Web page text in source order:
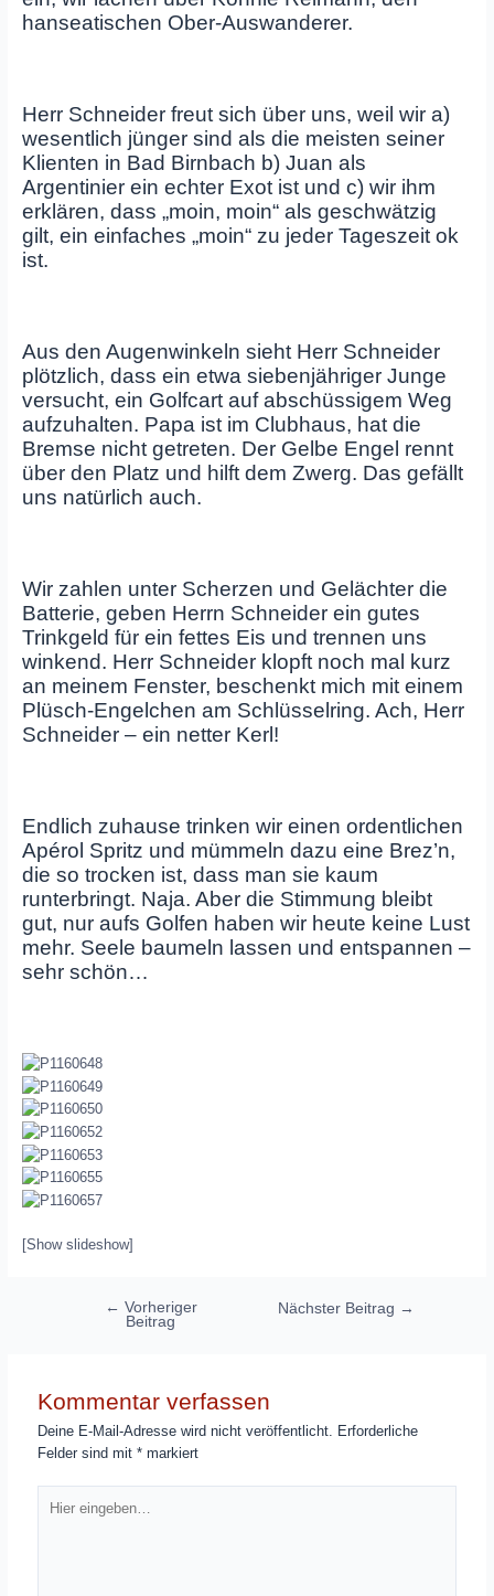
hanseatischen Ober-Auswanderer.
Herr Schneider freut sich über uns, weil wir a)
wesentlich jünger sind als die meisten seiner
Klienten in Bad Birnbach b) Juan als
Argentinier ein echter Exot ist und c) wir ihm
erklären, dass „moin, moin“ als geschwätzig
gilt, ein einfaches „moin“ zu jeder Tageszeit ok
ist.
Aus den Augenwinkeln sieht Herr Schneider
plötzlich, dass ein etwa siebenjähriger Junge
versucht, ein Golfcart auf abschüssigem Weg
aufzuhalten. Papa ist im Clubhaus, hat die
Bremse nicht getreten. Der Gelbe Engel rennt
über den Platz und hilft dem Zwerg. Das gefällt
uns natürlich auch.
Wir zahlen unter Scherzen und Gelächter die
Batterie, geben Herrn Schneider ein gutes
Trinkgeld für ein fettes Eis und trennen uns
winkend. Herr Schneider klopft noch mal kurz
an meinem Fenster, beschenkt mich mit einem
Plüsch-Engelchen am Schlüsselring. Ach, Herr
Schneider – ein netter Kerl!
Endlich zuhause trinken wir einen ordentlichen
Apérol Spritz und mümmeln dazu eine Brez’n,
die so trocken ist, dass man sie kaum
runterbringt. Naja. Aber die Stimmung bleibt
gut, nur aufs Golfen haben wir heute keine Lust
mehr. Seele baumeln lassen und entspannen –
sehr schön…
[Show slideshow]
Beitragsnavigation
← Vorheriger
Beitrag
Nächster Beitrag →
Kommentar verfassen
Deine E-Mail-Adresse wird nicht veröffentlicht.
Erforderliche
Felder sind mit* markiert
eingeben…